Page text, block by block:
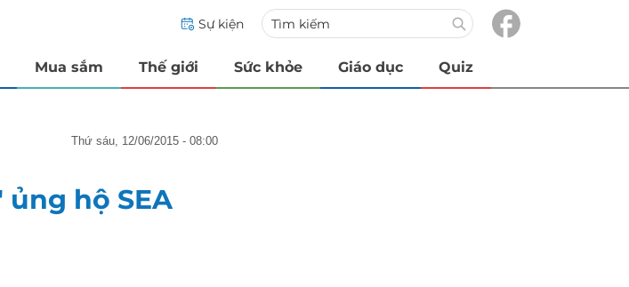
Sự kiện
Mua sắm Thế giới Sức khỏe Giáo dục Quiz
thứ sáu, 12/06/2015 - 08:00
hộ SEA